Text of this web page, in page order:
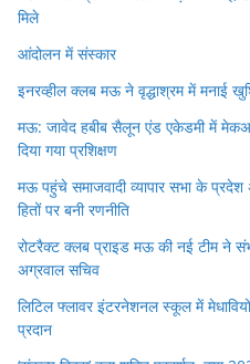
मिले
आंदोलन में संस्कार
इनरव्हील क्लब मऊ ने वृद्धाश्रम में मनाई
मऊ: जावेद हबीब सैलून एंड एकेडमी में
दिया गया प्रशिक्षण
मऊ पहुंचे समाजवादी व्यापार सभा के प्रदेश
हितों पर बनी रणनीति
रोटरैक्ट क्लब प्राइड मऊ की नई टीम ने
अग्रवाल सचिव
लिटिल फ्लावर इंटरनेशनल स्कूल में
प्रदान